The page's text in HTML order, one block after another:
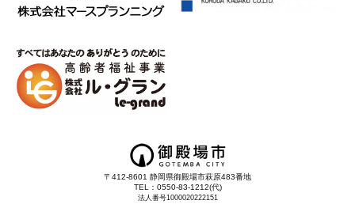
〒412-8601 静岡県御殿場市萩原483番地
TEL：0550-83-1212(代)
法人番号1000020222151